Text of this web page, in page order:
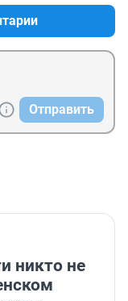
Отправить
никто не